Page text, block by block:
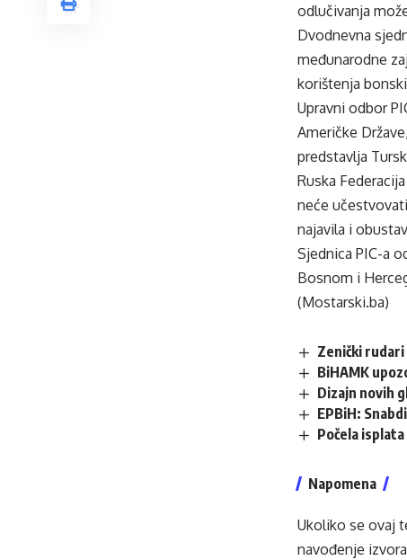
odlučivanja
Dvodnevna
međunarodne
korištenja
Upravni odbor
Američke
predstavlja
Ruska
neće
najavila i
Sjednica PIC-a
Bosnom i
(Mostarski.ba)
Zenički
BiHAMK
Dizajn novih
EPBiH:
Počela
Napomena
Ukoliko se ovaj
navođenje